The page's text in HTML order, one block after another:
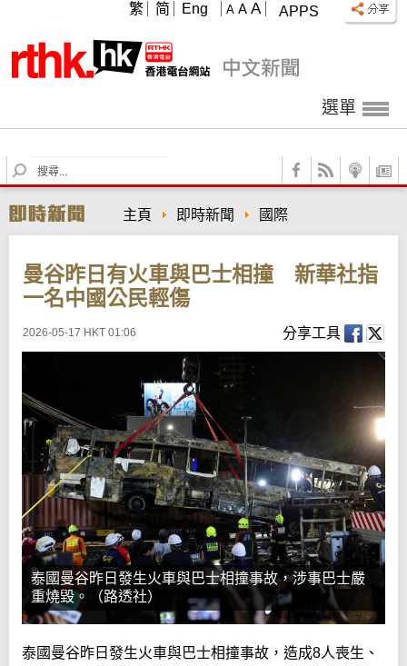
APPS
A A A
繁 简 Eng
選單
S
e
r
c
主頁 即時新聞 國際
曼谷昨日有火車與巴士相撞 新華社指
一名中國公民輕傷
2026-05-17 HKT 01:06 分享工具
泰國曼谷昨日發生火車與巴士相撞事故，涉事巴士嚴
重燒毀。（路透社）
泰國曼谷昨日發生火車與巴士相撞事故，造成8人喪生、